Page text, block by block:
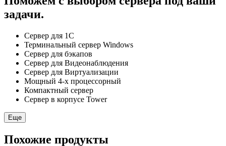
задачи.
Сервер для 1С
Терминальный сервер Windows
Сервер для бэкапов
Сервер для Видеонаблюдения
Сервер для Виртуализации
Мощный 4-х процессорный
Компактный сервер
Сервер в корпусе Tower
Еще
Похожие продукты